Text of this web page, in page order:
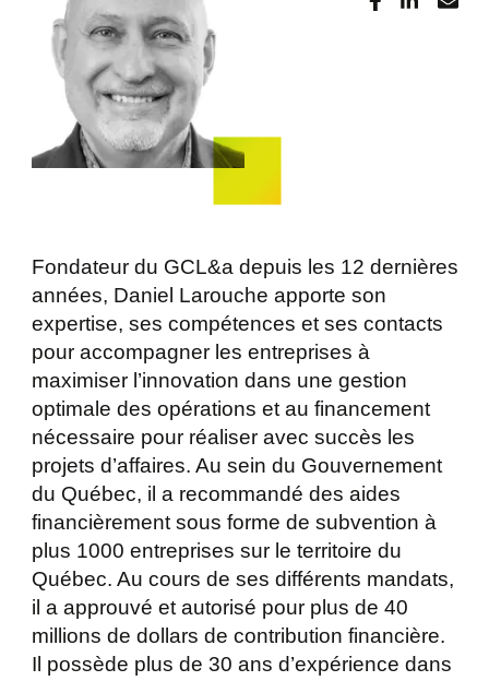
Fondateur du GCL&a depuis les 12 dernières
années, Daniel Larouche apporte son
expertise, ses compétences et ses contacts
pour accompagner les entreprises à
maximiser l’innovation dans une gestion
optimale des opérations et au financement
nécessaire pour réaliser avec succès les
projets d’affaires. Au sein du Gouvernement
du Québec, il a recommandé des aides
financièrement sous forme de subvention à
plus 1000 entreprises sur le territoire du
Québec. Au cours de ses différents mandats,
il a approuvé et autorisé pour plus de 40
millions de dollars de contribution financière.
Il possède plus de 30 ans d’expérience dans